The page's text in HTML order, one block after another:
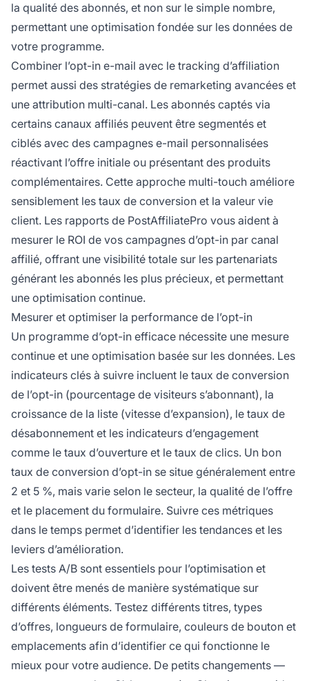
la qualité des abonnés, et non sur le simple nombre,
permettant une optimisation fondée sur les données de
votre programme.
Combiner l’opt-in e-mail avec le tracking d’affiliation
permet aussi des stratégies de remarketing avancées et
une attribution multi-canal. Les abonnés captés via
certains canaux affiliés peuvent être segmentés et
ciblés avec des campagnes e-mail personnalisées
réactivant l’offre initiale ou présentant des produits
complémentaires. Cette approche multi-touch améliore
sensiblement les taux de conversion et la valeur vie
client. Les rapports de PostAffiliatePro vous aident à
mesurer le ROI de vos campagnes d’opt-in par canal
affilié, offrant une visibilité totale sur les partenariats
générant les abonnés les plus précieux, et permettant
une optimisation continue.
Mesurer et optimiser la performance de l’opt-in
Un programme d’opt-in efficace nécessite une mesure
continue et une optimisation basée sur les données. Les
indicateurs clés à suivre incluent le taux de conversion
de l’opt-in (pourcentage de visiteurs s’abonnant), la
croissance de la liste (vitesse d’expansion), le taux de
désabonnement et les indicateurs d’engagement
comme le taux d’ouverture et le taux de clics. Un bon
taux de conversion d’opt-in se situe généralement entre
2 et 5 %, mais varie selon le secteur, la qualité de l’offre
et le placement du formulaire. Suivre ces métriques
dans le temps permet d’identifier les tendances et les
leviers d’amélioration.
Les tests A/B sont essentiels pour l’optimisation et
doivent être menés de manière systématique sur
différents éléments. Testez différents titres, types
d’offres, longueurs de formulaire, couleurs de bouton et
emplacements afin d’identifier ce qui fonctionne le
mieux pour votre audience. De petits changements —